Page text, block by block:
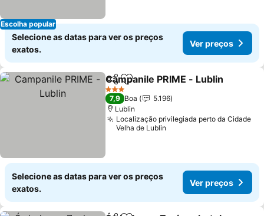
Escolha popular
Selecione as datas para ver os preços
exatos.
Ver preços
PartilharAdicionar aos favoritos
Campanile PRIME - Lublin
3 Estrelas
7,9 Boa
5.196
Lublin
Localização privilegiada perto da Cidade
Velha de Lublin
Selecione as datas para ver os preços
exatos.
Ver preços